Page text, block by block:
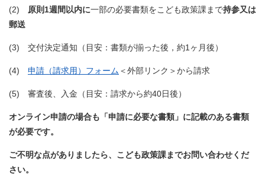
(2) ​ 原則1週間以内に一部の必要書類をこども政策課まで持参又は
郵送
(3) 交付決定通知（目安：書類が揃った後，約1ヶ月後）
(4) 申請（請求用）フォーム ＜外部リンク＞から請求
(5) 審査後、入金（目安：請求から約40日後）
オンライン申請の場合も「申請に必要な書類」に記載のある書類
が必要です。
ご不明な点がありましたら、こども政策課までお問い合わせくだ
さい。